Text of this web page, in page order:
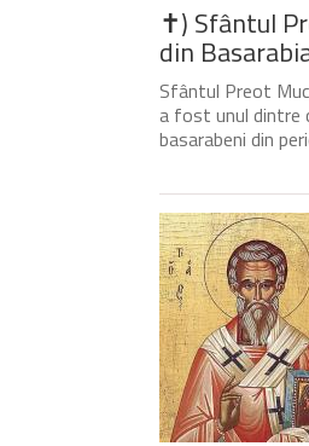
✝) Sfântul
din
Sfântul Preot
a fost unul dintre
basarabeni din